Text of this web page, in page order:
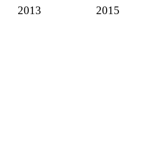
2013 2015